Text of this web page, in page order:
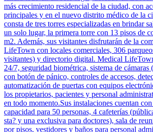
más crecimiento residencial de la ciudad, con
principales y en el nuevo distrito médico de la
consta de tres torres especializadas en brindar
un solo lugar, la primera torre con 13 pisos de
m2. Además, sus visitantes disfrutarán de la
LifeTown con locales comerciales, 306
visitantes) y directorio digital. Medical
24/7, seguridad biométrica, sistema de
con botón de pánico, controles de accesos,
automatización de puertas con equipos
los propietarios, pacientes y personal
en todo momento.Sus instalaciones cuentan
capacidad para 50 personas, 4 cafeterías
sta? y una exclusiva para doctores), sala de
por pisos, vestidores y baños para personal